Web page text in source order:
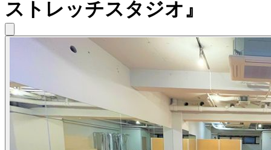
ストレッチスタジオ』